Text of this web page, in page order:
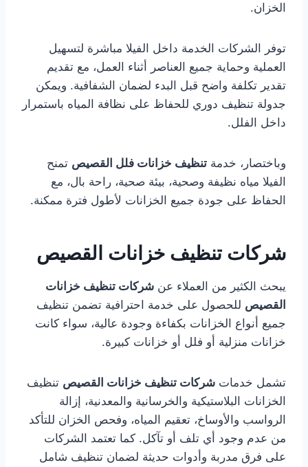
الخزان.
توفر الشركات الخدمة داخل الفيلا مباشرة لتسهيل
العملية وحماية جميع العناصر أثناء العمل، مع تقديم
تقدير تكلفة واضح قبل البدء لضمان الشفافية. ويمكن
جدولة تنظيف دوري للحفاظ على نظافة المياه باستمرار
داخل الفلل.
وباختصار، خدمة تنظيف خزانات فلل القصيص تمنح
الفيلا مياه نظيفة وصحية، بيئة صحية، راحة بال، مع
الحفاظ على جودة جميع الخزانات لأطول فترة ممكنة.
شركات تنظيف خزانات القصيص
يبحث الكثير من العملاء عن شركات تنظيف خزانات
القصيص للحصول على خدمة احترافية تضمن تنظيف
جميع أنواع الخزانات بكفاءة وجودة عالية، سواء كانت
خزانات منزلية أو فلل أو خزانات كبيرة.
تشمل خدمات شركات تنظيف خزانات القصيص تنظيف
الخزانات البلاستيكية والخرسانية والمعدنية، إزالة
الرواسب والأوساخ، تعقيم المياه، وفحص الخزان للتأكد
من عدم وجود أي تلف أو تآكل. كما تعتمد الشركات
على فرق مدربة وأدوات حديثة لضمان تنظيف شامل